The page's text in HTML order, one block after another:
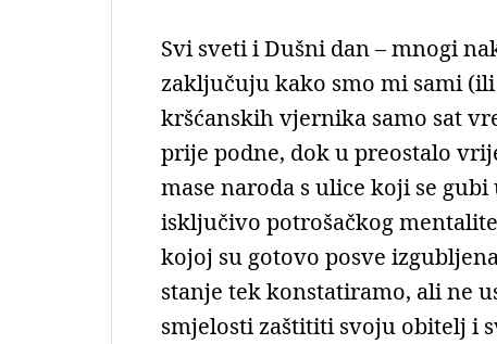
Svi sveti i Dušni dan – mnogi
zaključuju kako smo mi sami
kršćanskih vjernika samo sat
prije podne, dok u preostalo
mase naroda s ulice koji se
isključivo potrošačkog
kojoj su gotovo posve
stanje tek konstatiramo, ali ne
smjelosti zaštititi svoju obitelj i